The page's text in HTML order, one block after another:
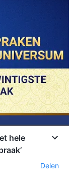
hele
Delen